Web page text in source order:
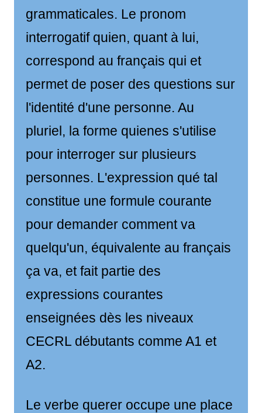
grammaticales. Le pronom
interrogatif quien, quant à lui,
correspond au français qui et
permet de poser des questions sur
l'identité d'une personne. Au
pluriel, la forme quienes s'utilise
pour interroger sur plusieurs
personnes. L'expression qué tal
constitue une formule courante
pour demander comment va
quelqu'un, équivalente au français
ça va, et fait partie des
expressions courantes
enseignées dès les niveaux
CECRL débutants comme A1 et
A2.
Le verbe querer occupe une place